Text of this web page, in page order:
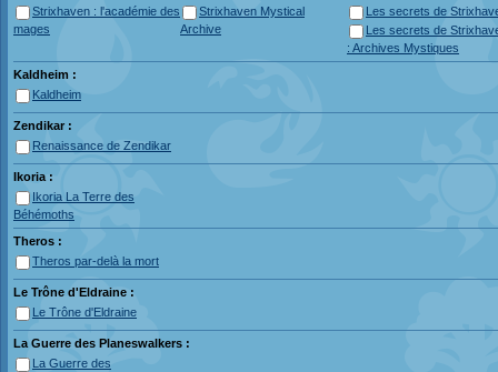
Strixhaven : l'académie des
mages
Strixhaven Mystical
Archive
Les secrets de
Les secrets de
: Archives Mystiques
Kaldheim :
Kaldheim
Zendikar :
Renaissance de Zendikar
Ikoria :
Ikoria La Terre des
Béhémoths
Theros :
Theros par-delà la mort
Le Trône d'Eldraine :
Le Trône d'Eldraine
La Guerre des Planeswalkers :
La Guerre des